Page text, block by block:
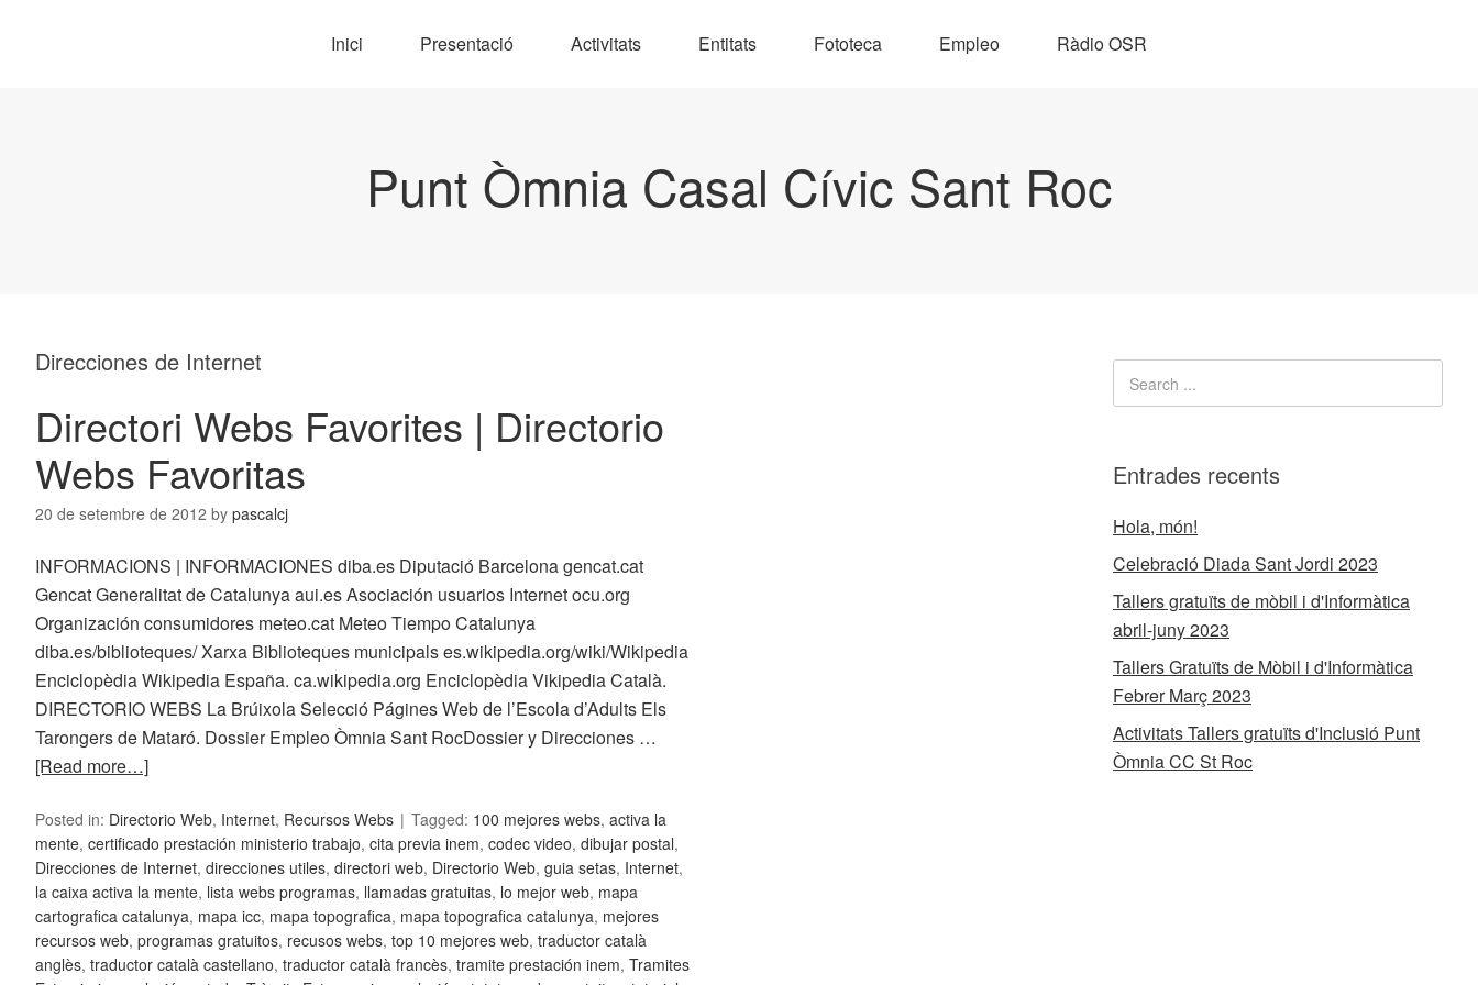
Inici Presentació Activitats Entitats Fototeca Empleo Ràdio OSR
Punt Òmnia Casal Cívic Sant Roc
Direcciones de Internet
Directori Webs Favorites | Directorio
Webs Favoritas
20 de setembre de 2012 by pascalcj
INFORMACIONS | INFORMACIONES diba.es Diputació Barcelona gencat.cat
Gencat Generalitat de Catalunya aui.es Asociación usuarios Internet ocu.org
Organización consumidores meteo.cat Meteo Tiempo Catalunya
diba.es/biblioteques/ Xarxa Biblioteques municipals es.wikipedia.org/wiki/Wikipedia
Enciclopèdia Wikipedia España. ca.wikipedia.org Enciclopèdia Vikipedia Català.
DIRECTORIO WEBS La Brúixola Selecció Págines Web de l’Escola d’Adults Els
Tarongers de Mataró. Dossier Empleo Òmnia Sant RocDossier y Direcciones …
[Read more…]
Posted in: Directorio Web, Internet, Recursos Webs Tagged: 100 mejores webs, activa la
mente, certificado prestación ministerio trabajo, cita previa inem, codec video, dibujar postal,
Direcciones de Internet, direcciones utiles, directori web, Directorio Web, guia setas, Internet,
la caixa activa la mente, lista webs programas, llamadas gratuitas, lo mejor web, mapa
cartografica catalunya, mapa icc, mapa topografica, mapa topografica catalunya, mejores
recursos web, programas gratuitos, recusos webs, top 10 mejores web, traductor català
anglès, traductor català castellano, traductor català francès, tramite prestación inem, Tramites
Entrades recents
Hola, món!
Celebració Diada Sant Jordi 2023
Tallers gratuïts de mòbil i d'Informàtica
abril-juny 2023
Tallers Gratuïts de Mòbil i d'Informàtica
Febrer Març 2023
Activitats Tallers gratuïts d'Inclusió Punt
Òmnia CC St Roc